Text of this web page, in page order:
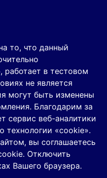
то, что данный
в тестовом
не является
могут быть изменены
Благодарим за
сервис веб-аналитики
«cookie».
вы соглашаетесь
Отключить
Вашего браузера.